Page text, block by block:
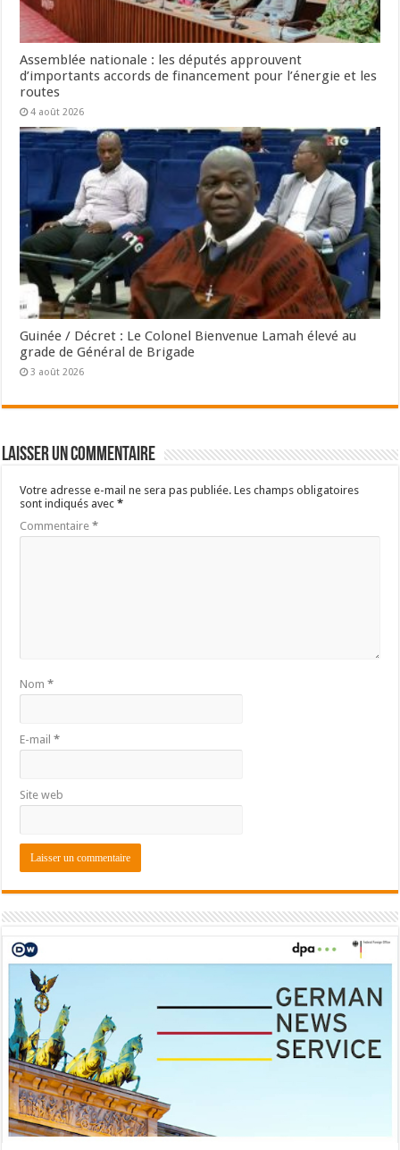
Assemblée nationale : les députés approuvent
d’importants accords de financement pour l’énergie et les
routes
4 août 2026
Guinée / Décret : Le Colonel Bienvenue Lamah élevé au
grade de Général de Brigade
3 août 2026
Laisser un commentaire
Votre adresse e-mail ne sera pas publiée. Les champs obligatoires
sont indiqués avec*
Commentaire*
Nom*
E-mail*
Site web